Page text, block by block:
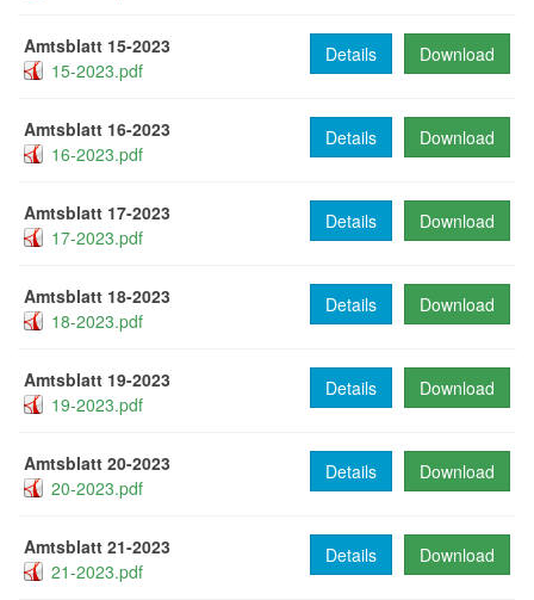
Amtsblatt 15-2023
15-2023.pdf
Download
Details
Amtsblatt 16-2023
16-2023.pdf
Download
Details
Amtsblatt 17-2023
17-2023.pdf
Download
Details
Amtsblatt 18-2023
18-2023.pdf
Download
Details
Amtsblatt 19-2023
19-2023.pdf
Download
Details
Amtsblatt 20-2023
20-2023.pdf
Download
Details
Amtsblatt 21-2023
21-2023.pdf
Download
Details